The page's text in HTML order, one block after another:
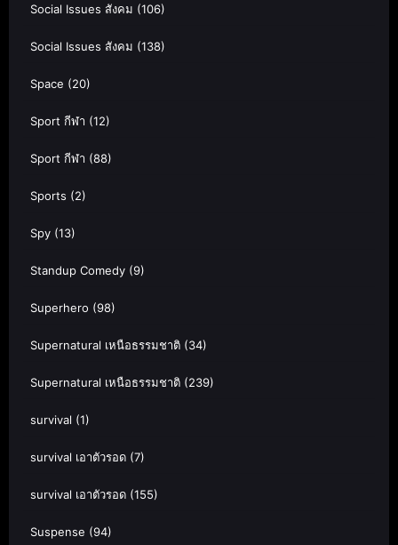
Social Issues สังคม (106)
Social Issues สังคม (138)
Space (20)
Sport กีฬา (12)
Sport กีฬา (88)
Sports (2)
Spy (13)
Standup Comedy (9)
Superhero (98)
Supernatural เหนือธรรมชาติ (34)
Supernatural เหนือธรรมชาติ (239)
survival (1)
survival เอาตัวรอด (7)
survival เอาตัวรอด (155)
Suspense (94)